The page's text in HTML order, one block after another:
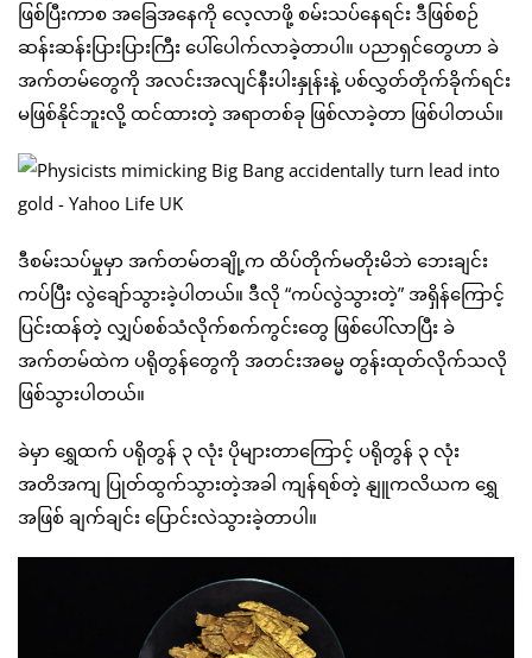
ဖြစ်ပြီးကာစ အခြေအနေကို လေ့လာဖို့ စမ်းသပ်နေရင်း ဒီဖြစ်စဉ်
ဆန်းဆန်းပြားပြားကြီး ပေါ်ပေါက်လာခဲ့တာပါ။ ပညာရှင်တွေဟာ ခဲ
အက်တမ်တွေကို အလင်းအလျင်နီးပါးနှုန်းနဲ့ ပစ်လွှတ်တိုက်ခိုက်ရင်း
မဖြစ်နိုင်ဘူးလို့ ထင်ထားတဲ့ အရာတစ်ခု ဖြစ်လာခဲ့တာ ဖြစ်ပါတယ်။
ဒီစမ်းသပ်မှုမှာ အက်တမ်တချို့က ထိပ်တိုက်မတိုးမိဘဲ ဘေးချင်း
ကပ်ပြီး လွဲချော်သွားခဲ့ပါတယ်။ ဒီလို “ကပ်လွဲသွားတဲ့” အရှိန်ကြောင့်
ပြင်းထန်တဲ့ လျှပ်စစ်သံလိုက်စက်ကွင်းတွေ ဖြစ်ပေါ်လာပြီး ခဲ
အက်တမ်ထဲက ပရိုတွန်တွေကို အတင်းအဓမ္မ တွန်းထုတ်လိုက်သလို
ဖြစ်သွားပါတယ်။
ခဲမှာ ရွှေထက် ပရိုတွန် ၃ လုံး ပိုများတာကြောင့် ပရိုတွန် ၃ လုံး
အတိအကျ ပြုတ်ထွက်သွားတဲ့အခါ ကျန်ရစ်တဲ့ နျူကလိယက ရွှေ
အဖြစ် ချက်ချင်း ပြောင်းလဲသွားခဲ့တာပါ။